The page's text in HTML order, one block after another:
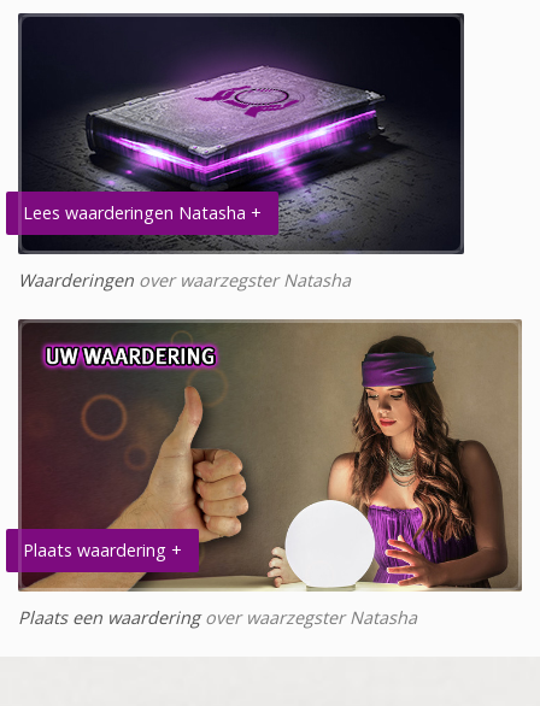
Lees waarderingen Natasha +
Waarderingen over waarzegster Natasha
Plaats waardering +
Plaats een waarderingover waarzegster Natasha